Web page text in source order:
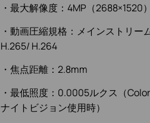
・最大解像度：4MP（2688×1520）
・動画圧縮規格：メインストリ
H.265/ H.264
・焦点距離：2.8mm
・最低照度：0.0005ルクス（
ナイトビジョン使用時）